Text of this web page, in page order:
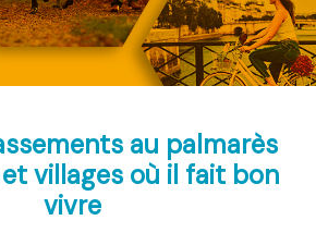
au palmarès
villages où il fait bon
vivre